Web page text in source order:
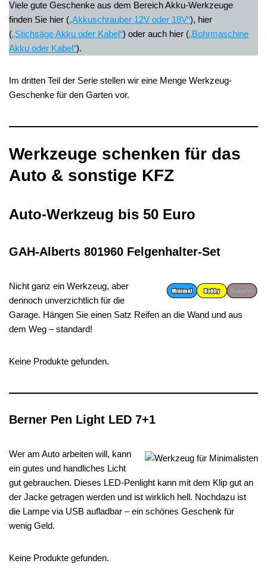
Viele gute Geschenke aus dem Bereich Akku-Werkzeuge
finden Sie hier („Akkuschrauber 12V oder 18V“), hier
(„Stichsäge Akku oder Kabel“) oder auch hier („Bohrmaschine
Akku oder Kabel“).
Im dritten Teil der Serie stellen wir eine Menge Werkzeug-
Geschenke für den Garten vor.
Werkzeuge schenken für das
Auto & sonstige KFZ
Auto-Werkzeug bis 50 Euro
GAH-Alberts 801960 Felgenhalter-Set
Nicht ganz ein Werkzeug, aber
dennoch unverzichtlich für die
Garage. Hängen Sie einen Satz Reifen an die Wand und aus
dem Weg – standard!
Keine Produkte gefunden.
Berner Pen Light LED 7+1
Wer am Auto arbeiten will, kann
ein gutes und handliches Licht
gut gebrauchen. Dieses LED-Penlight kann mit dem Klip gut an
der Jacke getragen werden und ist wirklich hell. Nochdazu ist
die Lampe via USB aufladbar – ein schönes Geschenk für
wenig Geld.
Keine Produkte gefunden.